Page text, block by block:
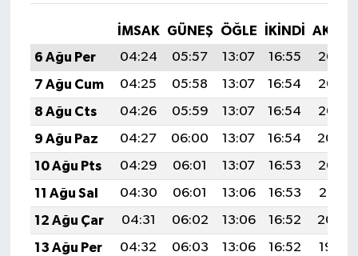
İMSAK GÜNEŞ ÖĞLE İKINDI
6 Ağu Per
04:24 05:57 13:07 16:55
20:07
7 Ağu Cum
04:25 05:58 13:07 16:54
20:06
8 Ağu Cts
04:26 05:59 13:07 16:54
20:05
9 Ağu Paz
04:27 06:00 13:07 16:54
20:04
10 Ağu Pts
04:29 06:01 13:07 16:53
20:03
11 Ağu Sal
04:30 06:01 13:06 16:53
20:01
12 Ağu Çar
04:31 06:02 13:06 16:52
20:00
13 Ağu Per
04:32 06:03 13:06 16:52
19:59
Manyas
OLAY
OTOMOTİV
Resmi İlanlar
SAĞLIK